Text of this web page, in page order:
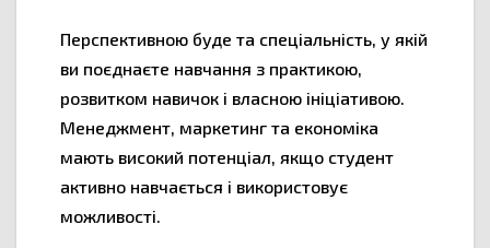
Перспективною буде та спеціальність, у якій
ви поєднаєте навчання з практикою,
розвитком навичок і власною ініціативою.
Менеджмент, маркетинг та економіка
мають високий потенціал, якщо студент
активно навчається і використовує
можливості.